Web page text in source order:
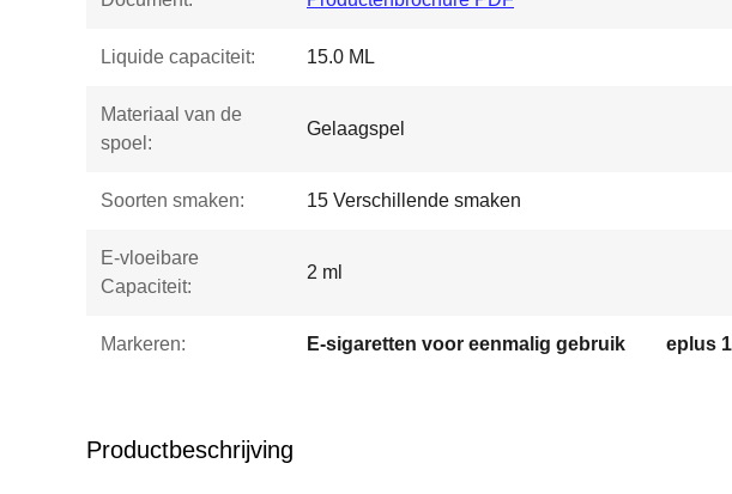
Liquide capaciteit: 15.0 ML
Materiaal van de
spoel:
Gelaagspel
Soorten smaken: 15 Verschillende smaken
E-vloeibare
Capaciteit:
2 ml
Markeren: E-sigaretten voor eenmalig gebruik eplus
Productbeschrijving